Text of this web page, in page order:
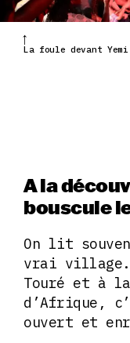
La foule devant
A la
bouscule
On lit
vrai village.
Touré et à
d’Afrique,
ouvert et